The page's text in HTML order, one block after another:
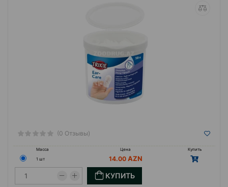
(0 Отзывы)
Масса Цена
Купить
1 шт
14.00
КУПИТЬ